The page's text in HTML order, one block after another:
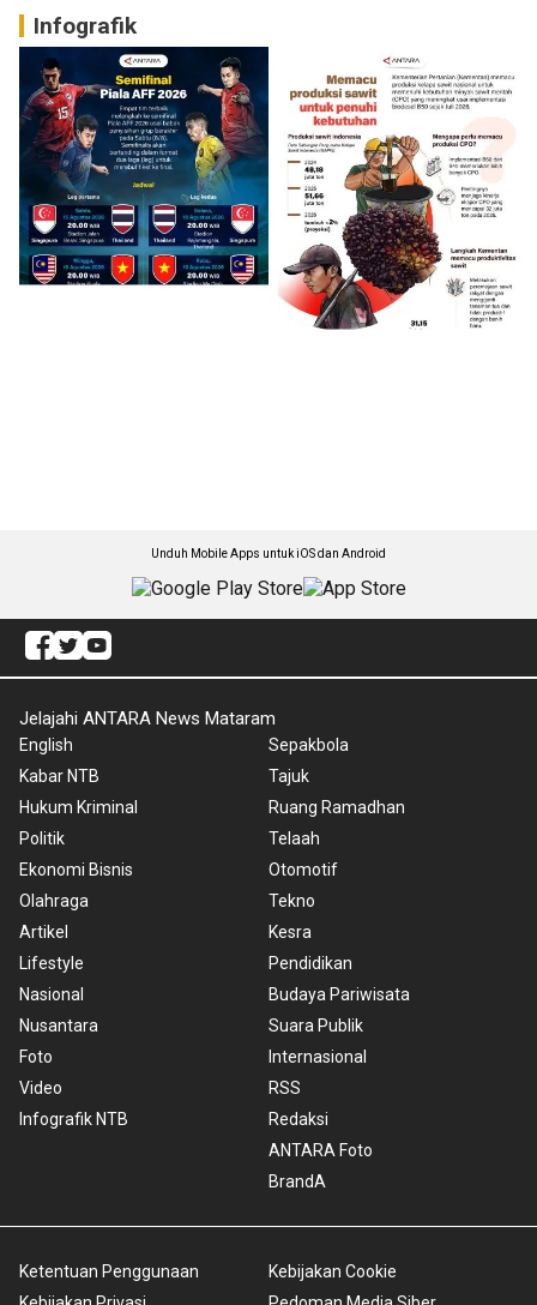
Infografik
Unduh Mobile Apps untuk iOS dan Android
Jelajahi ANTARA News Mataram
English
Kabar NTB
Hukum Kriminal
Politik
Ekonomi Bisnis
Olahraga
Artikel
Lifestyle
Nasional
Nusantara
Foto
Video
Infografik NTB
Sepakbola
Tajuk
Ruang Ramadhan
Telaah
Otomotif
Tekno
Kesra
Pendidikan
Budaya Pariwisata
Suara Publik
Internasional
RSS
Redaksi
ANTARA Foto
BrandA
Ketentuan Penggunaan
Kebijakan Cookie